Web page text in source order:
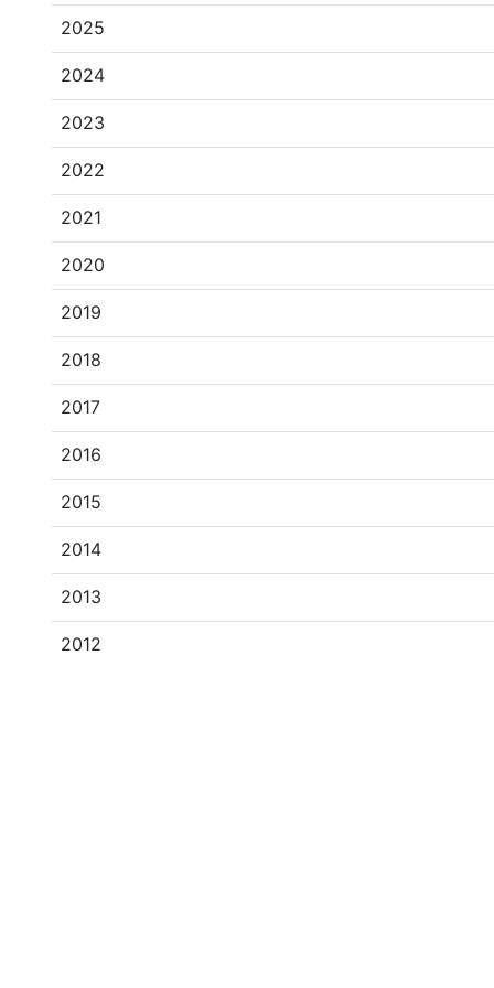
2025
2024
2023
2022
2021
2020
2019
2018
2017
2016
2015
2014
2013
2012